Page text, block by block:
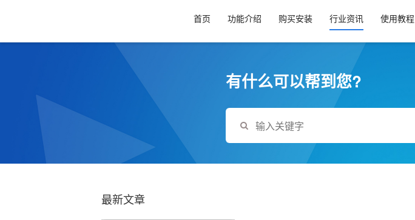
首页 功能介绍 购买安装 行业资讯 使用教程
有什么可以帮到您?
最新文章